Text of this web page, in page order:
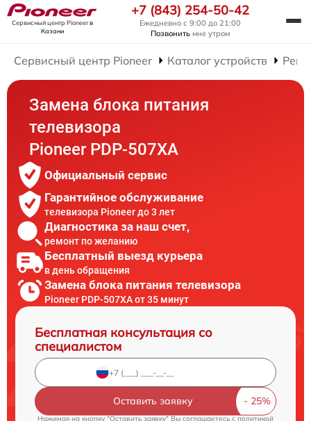
Сервисный центр Pioneerв
Казани
+7 (843) 254-50-42
Ежедневно с 9:00 до 21:00
Позвонить мне утром
Сервисный центр Pioneer Каталог устройств
Замена блока питания
телевизора
Pioneer PDP-507XA
Официальный сервис
Гарантийное обслуживание
телевизора Pioneer до 3 лет
Диагностика за наш счет,
ремонт по желанию
Бесплатный выезд курьера
в день обращения
Замена блока питания телевизора
Pioneer PDP-507XA от 35 минут
Бесплатная консультация со
специалистом
Оставить заявку
Нажимая на кнопку "Оставить заявку" Вы соглашаетесь cполитикой